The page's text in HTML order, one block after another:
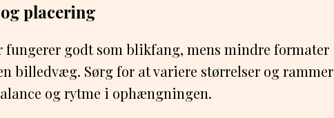
placering
fungerer godt som blikfang, mens mindre formater
billedvæg. Sørg for at variere størrelser og rammer
og rytme i ophængningen.